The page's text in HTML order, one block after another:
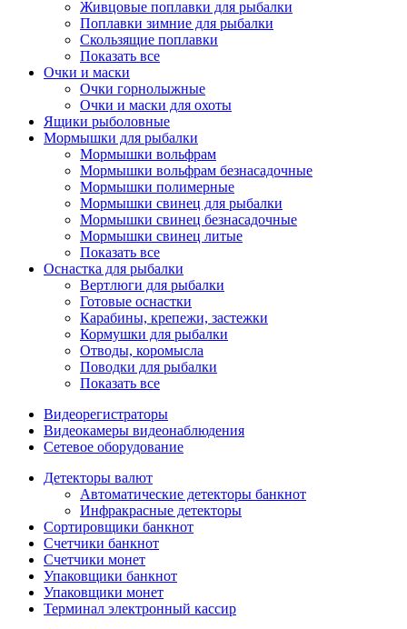
Живцовые поплавки для рыбалки
Поплавки зимние для рыбалки
Скользящие поплавки
Показать все
Очки и маски
Очки горнолыжные
Очки и маски для охоты
Ящики рыболовные
Мормышки для рыбалки
Мормышки вольфрам
Мормышки вольфрам безнасадочные
Мормышки полимерные
Мормышки свинец для рыбалки
Мормышки свинец безнасадочные
Мормышки свинец литые
Показать все
Оснастка для рыбалки
Вертлюги для рыбалки
Готовые оснастки
Карабины, крепежи, застежки
Кормушки для рыбалки
Отводы, коромысла
Поводки для рыбалки
Показать все
Видеорегистраторы
Видеокамеры видеонаблюдения
Сетевое оборудование
Детекторы валют
Автоматические детекторы банкнот
Инфракрасные детекторы
Сортировщики банкнот
Счетчики банкнот
Счетчики монет
Упаковщики банкнот
Упаковщики монет
Терминал электронный кассир